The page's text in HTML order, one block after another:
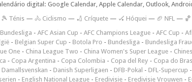
digital: Google Calendar, Apple Calendar, Outlook,
🎾 Ténis — 🚴 Ciclismo — 🏏 Críquete — 🏑 Hóquei — 🏈 NFL —
- AFC Asian Cup - AFC Champions League - AFC Cup -
- Belgian Super Cup - Botola Pro - Bundesliga - Bundesliga
One - China League Two - China Women's Super League -
- Copa Argentina - Copa Colombia - Copa del Rey - Copa do
Damallsvenskan - Danish Superligaen - DFB-Pokal - DFL-Supercup -
- English National League - Eredivisie - Eredivisie Vrouwen -